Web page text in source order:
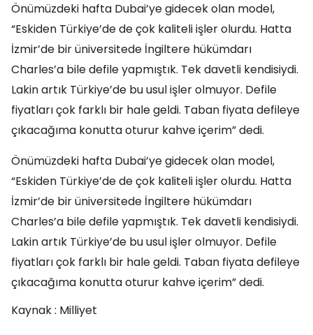
Önümüzdeki hafta Dubai’ye gidecek olan model,
“Eskiden Türkiye’de de çok kaliteli işler olurdu. Hatta
İzmir’de bir üniversitede İngiltere hükümdarı
Charles’a bile defile yapmıştık. Tek davetli kendisiydi.
Lakin artık Türkiye’de bu usul işler olmuyor. Defile
fiyatları çok farklı bir hale geldi. Taban fiyata defileye
çıkacağıma konutta oturur kahve içerim” dedi.
Önümüzdeki hafta Dubai’ye gidecek olan model,
“Eskiden Türkiye’de de çok kaliteli işler olurdu. Hatta
İzmir’de bir üniversitede İngiltere hükümdarı
Charles’a bile defile yapmıştık. Tek davetli kendisiydi.
Lakin artık Türkiye’de bu usul işler olmuyor. Defile
fiyatları çok farklı bir hale geldi. Taban fiyata defileye
çıkacağıma konutta oturur kahve içerim” dedi.
Kaynak : Milliyet